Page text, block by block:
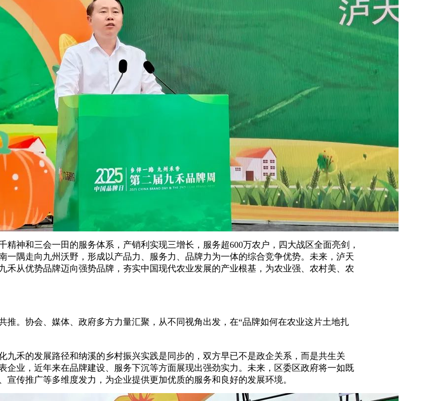
精神和三会一田的服务体系，产销利实现三增长，服务超600万农户，四大战区全面亮剑，
一隅走向九州沃野，形成以产品力、服务力、品牌力为一体的综合竞争优势。未来，泸天
禾从优势品牌迈向强势品牌，夯实中国现代农业发展的产业根基，为农业强、农村美、农
推。协会、媒体、政府多方力量汇聚，从不同视角出发，在“品牌如何在农业这片土地扎
九禾的发展路径和纳溪的乡村振兴实践是同步的，双方早已不是政企关系，而是共生关
企业，近年来在品牌建设、服务下沉等方面展现出强劲实力。未来，区委区政府将一如既
宣传推广等多维度发力，为企业提供更加优质的服务和良好的发展环境。